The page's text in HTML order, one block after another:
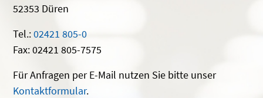
52353 Düren
Tel.:02421 805-0
Fax: 02421 805-7575
Für Anfragen per E-Mail nutzen Sie bitte unser
Kontaktformular.